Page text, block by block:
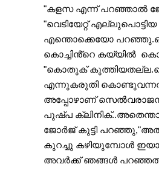
"കളസ എന്ന് പറഞ്ഞാൽ
"വെടിയേറ്റ്
എന്തൊക്കെയോ
കൊച്ചിൻ്റെ കയ്യിൽ
"കൊതുക്
എന്നുകരുതി
അപ്പോഴാണ് സെൽവരാജൻ
പുഷ്പ
ജോർജ് കുട്ടി
കുറച്ചു കഴിയുമ്പോൾ
അവർക്ക് ഞങ്ങൾ പറഞ്ഞത്